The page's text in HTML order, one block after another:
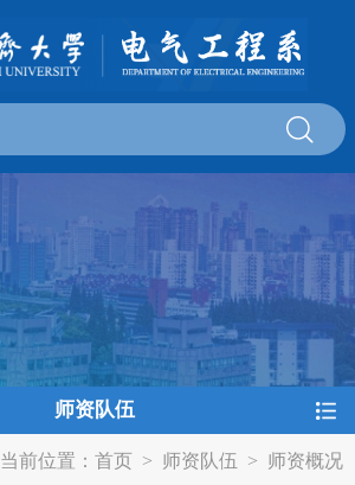
师资队伍
当前位置： 首页 > 师资队伍 > 师资概况